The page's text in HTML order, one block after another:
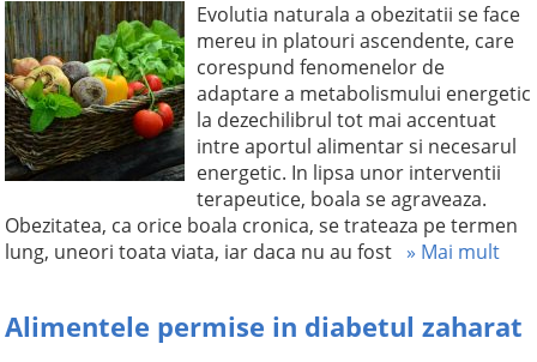
Evolutia naturala a obezitatii se face
mereu in platouri ascendente, care
corespund fenomenelor de
adaptare a metabolismului energetic
la dezechilibrul tot mai accentuat
intre aportul alimentar si necesarul
energetic. In lipsa unor interventii
terapeutice, boala se agraveaza.
Obezitatea, ca orice boala cronica, se trateaza pe termen
lung, uneori toata viata, iar daca nu au fost » Mai mult
Alimentele permise in diabetul zaharat